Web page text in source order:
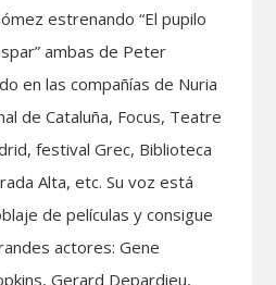
estrenando “El pupilo
ambas de Peter
en las compañías de Nuria
de Cataluña, Focus, Teatre
festival Grec, Biblioteca
Alta, etc. Su voz está
de películas y consigue
actores: Gene
Gerard Depardieu,